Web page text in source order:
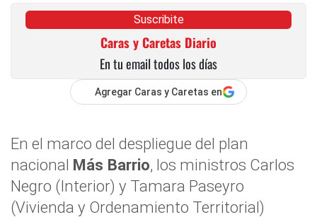
Suscribite
Caras y Caretas Diario
En tu email todos los días
Agregar Caras y Caretas en
En el marco del despliegue del plan
nacional Más Barrio, los ministros Carlos
Negro (Interior) y Tamara Paseyro
(Vivienda y Ordenamiento Territorial)